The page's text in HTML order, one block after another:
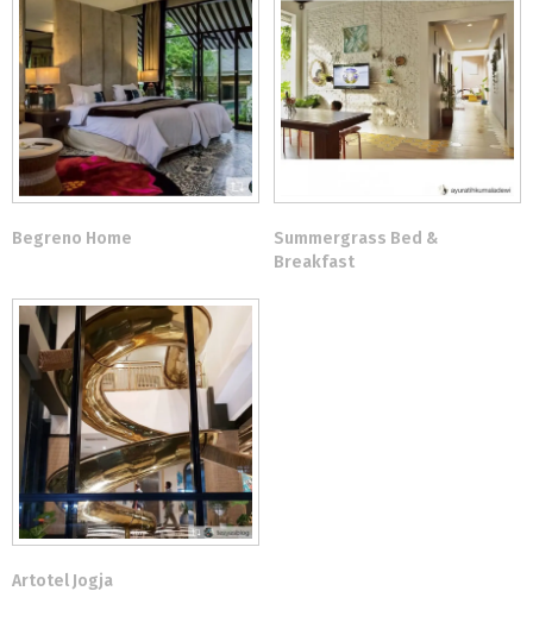
Begreno Home
Summergrass Bed &
Breakfast
Artotel Jogja